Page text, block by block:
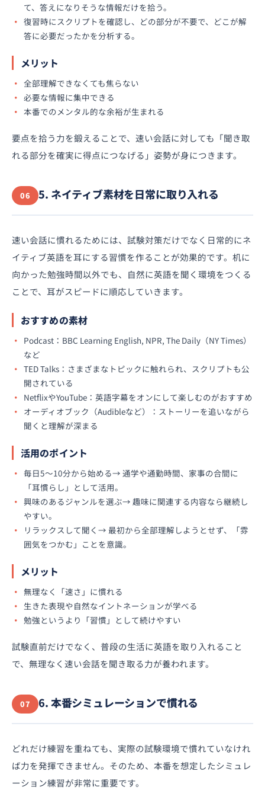
て、答えになりそうな情報だけを拾う。
復習時にスクリプトを確認し、どの部分が不要で、どこが解
答に必要だったかを分析する。
メリット
全部理解できなくても焦らない
必要な情報に集中できる
本番でのメンタル的な余裕が生まれる
要点を拾う力を鍛えることで、速い会話に対しても「聞き取
れる部分を確実に得点につなげる」姿勢が身につきます。
06 5. ネイティブ素材を日常に取り入れる
速い会話に慣れるためには、試験対策だけでなく日常的にネ
イティブ英語を耳にする習慣を作ることが効果的です。机に
向かった勉強時間以外でも、自然に英語を聞く環境をつくる
ことで、耳がスピードに順応していきます。
おすすめの素材
Podcast：BBC Learning English, NPR, The Daily（NY Times）
など
TED Talks：さまざまなトピックに触れられ、スクリプトも公
開されている
NetflixやYouTube：英語字幕をオンにして楽しむのがおすすめ
オーディオブック（Audibleなど）：ストーリーを追いながら
聞くと理解が深まる
活用のポイント
毎日5〜10分から始める→ 通学や通勤時間、家事の合間に
「耳慣らし」として活用。
興味のあるジャンルを選ぶ→ 趣味に関連する内容なら継続し
やすい。
リラックスして聞く→ 最初から全部理解しようとせず、「雰
囲気をつかむ」ことを意識。
メリット
無理なく「速さ」に慣れる
生きた表現や自然なイントネーションが学べる
勉強というより「習慣」として続けやすい
試験直前だけでなく、普段の生活に英語を取り入れること
で、無理なく速い会話を聞き取る力が養われます。
07 6. 本番シミュレーションで慣れる
どれだけ練習を重ねても、実際の試験環境で慣れていなけれ
ば力を発揮できません。そのため、本番を想定したシミュレ
ーション練習が非常に重要です。